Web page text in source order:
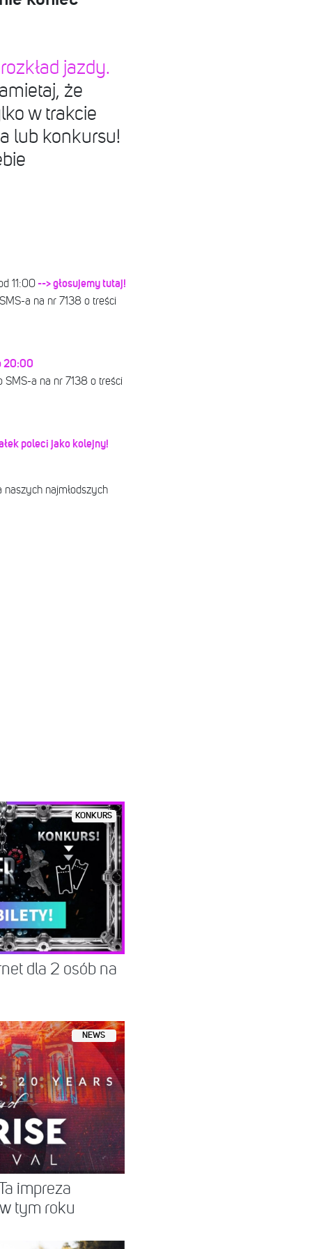
jazdy.
że
w trakcie
lub konkursu!
11:00--> głosujemy tutaj!
a na nr 7138 o treści
20:00
SMS-a na nr 7138 o treści
poleci jako kolejny!
naszych najmłodszych
KONKURS
dla 2 osób na
NEWS
impreza
tym roku